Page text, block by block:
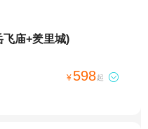
庙+羑里城)
¥ 598起 